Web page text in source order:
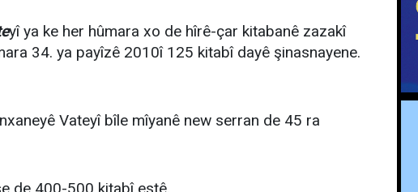
yî ya ke her hûmara xo de hîrê-çar kitabanê zazakî
34. ya payîzê 2010î 125 kitabî dayê şinasnayene.
Vateyî bîle mîyanê new serran de 45 ra